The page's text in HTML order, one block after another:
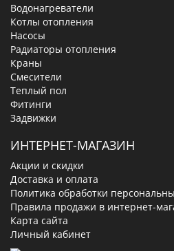
Водонагреватели
Котлы отопления
Насосы
Радиаторы отопления
Краны
Смесители
Теплый пол
Фитинги
Задвижки
ИНТЕРНЕТ-МАГАЗИН
Акции и скидки
Доставка и оплата
Политика обработки
Правила продажи в интернет-
Карта сайта
Личный кабинет